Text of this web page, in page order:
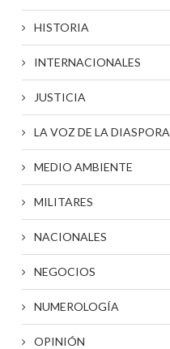
HISTORIA
INTERNACIONALES
JUSTICIA
LA VOZ DE LA DIASPORA
MEDIO AMBIENTE
MILITARES
NACIONALES
NEGOCIOS
NUMEROLOGÍA
OPINIÓN